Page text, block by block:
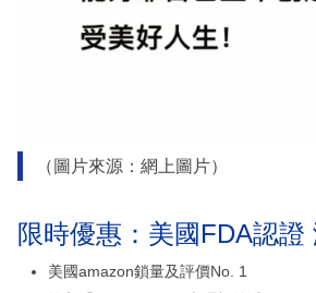
（圖片來源：網上圖片）
限時優惠：美國FDA認證
美國amazon鎖量及評價No. 1